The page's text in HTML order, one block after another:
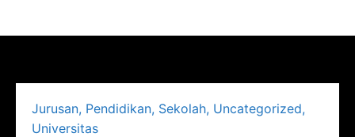
Jurusan, Pendidikan, Sekolah, Uncategorized,
Universitas